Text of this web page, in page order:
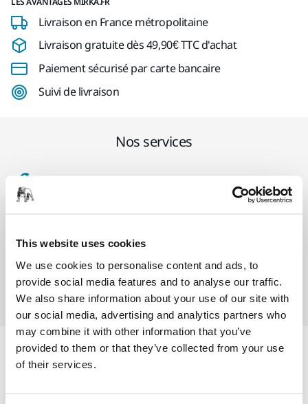
This website uses cookies
We use cookies to personalise content and ads, to
provide social media features and to analyse our traffic.
We also share information about your use of our site with
our social media, advertising and analytics partners who
may combine it with other information that you’ve
provided to them or that they’ve collected from your use
of their services.
Livraison en France métropolitaine
Livraison gratuite dès 49,90€ TTC d'achat
Paiement sécurisé par carte bancaire
Suivi de livraison
Nos services
Garantie 2 ans + 1 an offert pour les outils
Abrasifs & outils professionnels au service d'une
finition impeccable